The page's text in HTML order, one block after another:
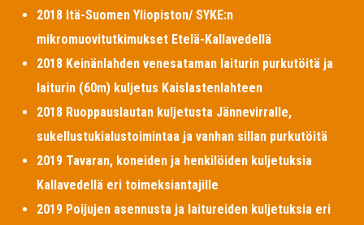
2018 Itä-Suomen Yliopiston/ SYKE:n
mikromuovitutkimukset Etelä-Kallavedellä
2018 Keinänlahden venesataman laiturin purkutöitä ja
laiturin (60m) kuljetus Kaislastenlahteen
2018 Ruoppauslautan kuljetusta Jännevirralle,
sukellustukialustoimintaa ja vanhan sillan purkutöitä
2019 Tavaran, koneiden ja henkilöiden kuljetuksia
Kallavedellä eri toimeksiantajille
2019 Poijujen asennusta ja laitureiden kuljetuksia eri